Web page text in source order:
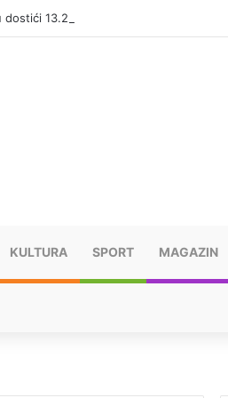
13.260 evra
KULTURA SPORT MAGAZIN